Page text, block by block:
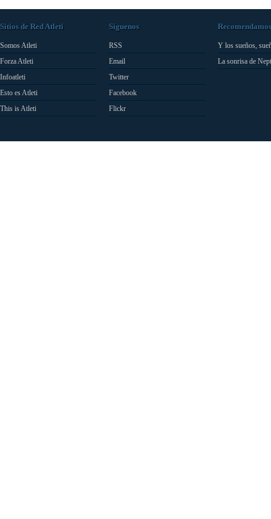
Sitios de Red Atleti
Somos Atleti
Forza Atleti
Infoatleti
Esto es Atleti
This is Atleti
Síguenos
RSS
Email
Twitter
Facebook
Flickr
Recomendamos
Y los sueños,
La sonrisa de